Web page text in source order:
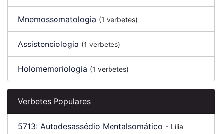
Mnemossomatologia (1 verbetes)
Assistenciologia (1 verbetes)
Holomemoriologia (1 verbetes)
Verbetes Populares
5713: Autodesassédio Mentalsomático - Lília